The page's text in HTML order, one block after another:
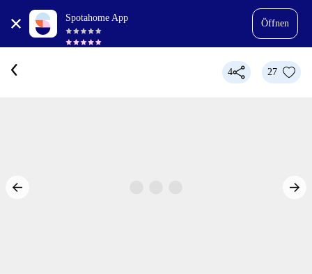
Spotahome App
Öffnen
4 27